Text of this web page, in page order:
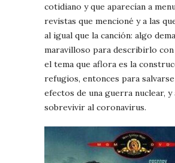
cotidiano y que aparecían a
revistas que mencioné y a las
al igual que la canción: algo
maravilloso para describirlo con
el tema que aflora es la
refugios, entonces para
efectos de una guerra nuclear,
sobrevivir al coronavirus.